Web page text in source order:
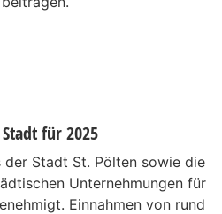
für 2025
der Stadt St. Pölten sowie die
Unternehmungen für
Einnahmen von rund